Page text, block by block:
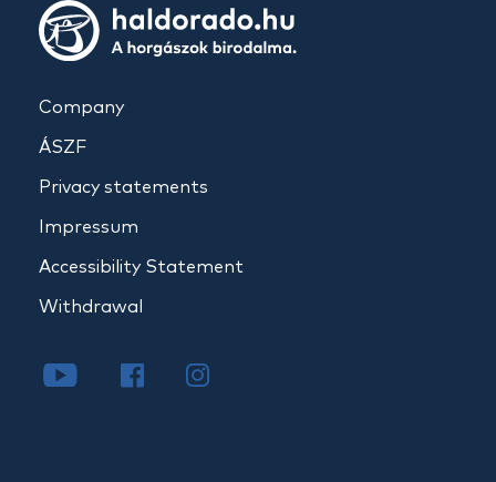
Company
ÁSZF
Privacy statements
Impressum
Accessibility Statement
Withdrawal